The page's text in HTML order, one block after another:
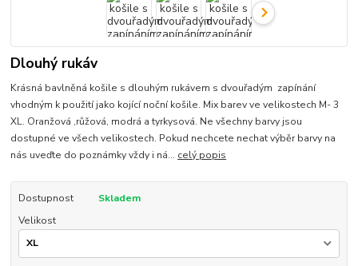
Dlouhý rukáv
Krásná bavlněná košile s dlouhým rukávem s dvouřadým zapínání
vhodným k použití jako kojící noční košile. Mix barev ve velikostech M- 3
XL. Oranžová ,růžová, modrá a tyrkysová. Ne všechny barvy jsou
dostupné ve všech velikostech. Pokud nechcete nechat výběr barvy na
nás uveďte do poznámky vždy i ná... celý popis
Dostupnost
Skladem
Velikost